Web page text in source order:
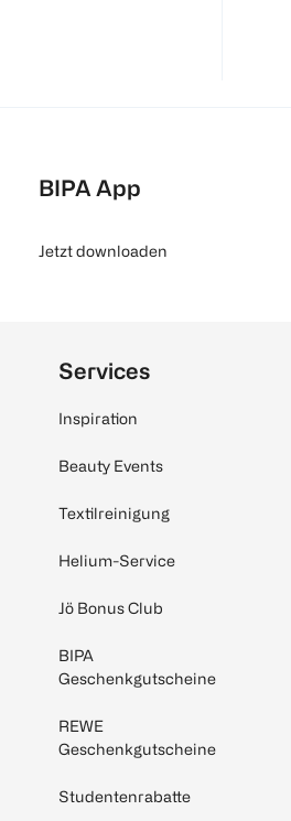
BIPA App
Jetzt downloaden
Services
Inspiration
Beauty Events
Textilreinigung
Helium-Service
Jö Bonus Club
BIPA
Geschenkgutscheine
REWE
Geschenkgutscheine
Studentenrabatte